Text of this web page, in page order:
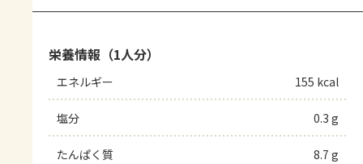
栄養情報（1人分）
エネルギー 155 kcal
塩分 0.3 g
たんぱく質 8.7 g